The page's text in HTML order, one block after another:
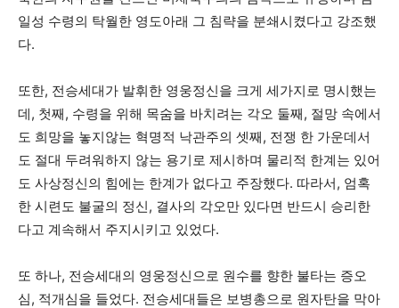
일성 수령의 탁월한 영도아래 그 침략을 분쇄시켰다고 강조했
다.
또한, 전승세대가 발휘한 영웅정신을 크게 세가지로 명시했는
데, 첫째, 수령을 위해 목숨을 바치려는 각오 둘째, 절망 속에서
도 희망을 놓지않는 혁명적 낙관주의 셋째, 전쟁 한 가운데서
도 절대 두려워하지 않는 용기로 제시하며 물리적 한계는 있어
도 사상정신의 힘에는 한계가 없다고 주장했다. 따라서, 엄혹
한 시련도 불굴의 정신, 결사의 각오만 있다면 반드시 승리한
다고 계속해서 주지시키고 있었다.
또 하나, 전승세대의 영웅정신으로 원수를 향한 불타는 증오
심, 적개심을 들었다. 전승세대들은 보병총으로 원자탄을 막아